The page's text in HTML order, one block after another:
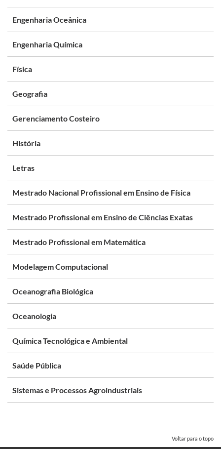
Engenharia Oceânica
Engenharia Química
Física
Geografia
Gerenciamento Costeiro
História
Letras
Mestrado Nacional Profissional em Ensino de Física
Mestrado Profissional em Ensino de Ciências Exatas
Mestrado Profissional em Matemática
Modelagem Computacional
Oceanografia Biológica
Oceanologia
Química Tecnológica e Ambiental
Saúde Pública
Sistemas e Processos Agroindustriais
Voltar para o topo